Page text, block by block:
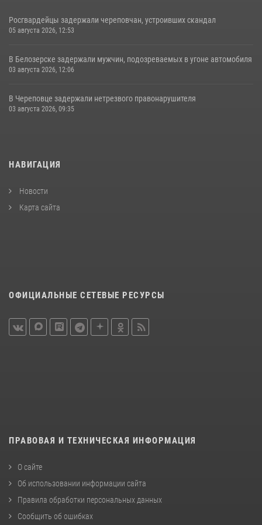
Росгвардейцы задержали череповчан, устроивших скандал
05 августа 2026, 12:53
В Белозерске задержали мужчин, подозреваемых в угоне автомобиля
03 августа 2026, 12:06
В Череповце задержали нетрезвого правонарушителя
03 августа 2026, 09:35
НАВИГАЦИЯ
Новости
Карта сайта
ОФИЦИАЛЬНЫЕ СЕТЕВЫЕ РЕСУРСЫ
ПРАВОВАЯ И ТЕХНИЧЕСКАЯ ИНФОРМАЦИЯ
О сайте
Об использовании информации сайта
Правила обработки персональных данных
Сообщить об ошибках